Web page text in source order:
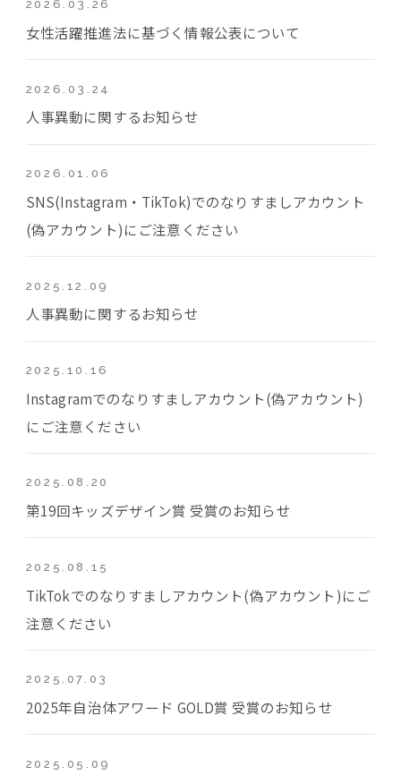
2026.03.26
女性活躍推進法に基づく情報公表について
2026.03.24
人事異動に関するお知らせ
2026.01.06
SNS(Instagram・TikTok)でのなりすましアカウント
(偽アカウント)にご注意ください
2025.12.09
人事異動に関するお知らせ
2025.10.16
Instagramでのなりすましアカウント(偽アカウント)
にご注意ください
2025.08.20
第19回キッズデザイン賞 受賞のお知らせ
2025.08.15
TikTokでのなりすましアカウント(偽アカウント)にご
注意ください
2025.07.03
2025年自治体アワード GOLD賞 受賞のお知らせ
2025.05.09